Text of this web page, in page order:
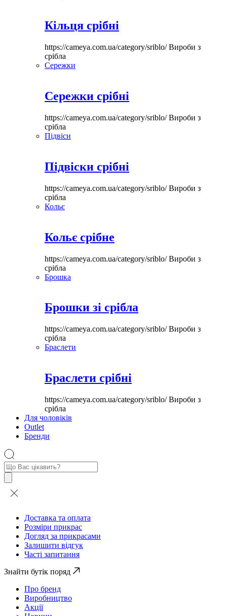
Кільця срібні
https://cameya.com.ua/category/sriblo/Вироби з
срібла
Сережки
Сережки срібні
https://cameya.com.ua/category/sriblo/Вироби з
срібла
Підвіси
Підвіски срібні
https://cameya.com.ua/category/sriblo/Вироби з
срібла
Кольє
Кольє срібне
https://cameya.com.ua/category/sriblo/Вироби з
срібла
Брошка
Брошки зі срібла
https://cameya.com.ua/category/sriblo/Вироби з
срібла
Браслети
Браслети срібні
https://cameya.com.ua/category/sriblo/Вироби з
срібла
Для чоловіків
Outlet
Бренди
Пошук
товарів
Доставка та оплата
Розміри прикрас
Догляд за прикрасами
Залишити відгук
Часті запитання
Знайти бутік поряд
Про бренд
Виробництво
Акції